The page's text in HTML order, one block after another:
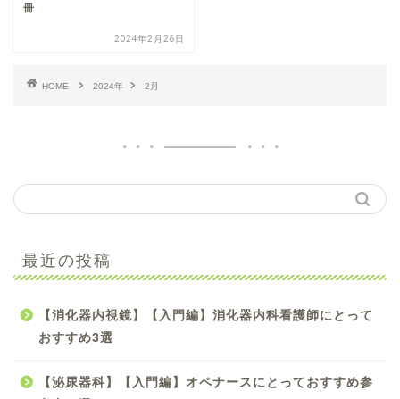
冊
2024年2月26日
HOME 2024年 2月
最近の投稿
【消化器内視鏡】【入門編】消化器内科看護師にとって
おすすめ3選
【泌尿器科】【入門編】オペナースにとっておすすめ参
考書のおすすめ4選
選